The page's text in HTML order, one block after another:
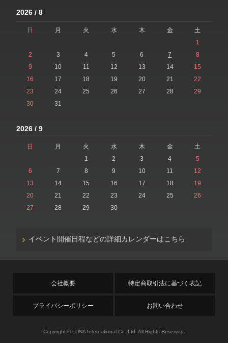
2026 / 8
日 月 火 水 木 金
土
1
2
3 4 5 6 7
8
9
10 11 12 13 14
15
16
17 18 19 20 21
22
23
24 25 26 27 28
29
30
31
2026 / 9
日 月 火 水 木 金
土
1
2 3 4
5
6
7 8 9 10 11
12
13
14 15 16 17 18
19
20
21 22 23 24 25
26
27
28 29 30
イベント開催日程などの詳細カレンダーはこちら
会社概要 特定商取引法に基づく表記
プライバシーポリシー お問い合わせ
Copyright © LUNA International Co.,Ltd. All Rights Reserved.